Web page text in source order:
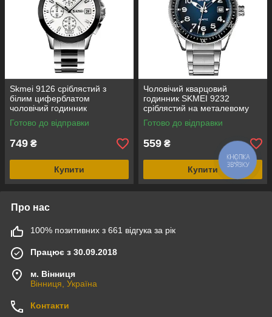
Skmei 9126 сріблястий з
білим циферблатом
чоловічий годинник
Готово до відправки
749 ₴
Купити
Чоловічий кварцовий
годинник SKMEI 9232
сріблястий на металевому
браслеті, синій циферблат
Готово до відправки
559 ₴
Купити
Про нас
100% позитивних з 661 відгука за рік
Працює з 30.09.2018
м. Вінниця
Вінниця, Україна
Контакти
КНОПКА
ЗВ'ЯЗКУ